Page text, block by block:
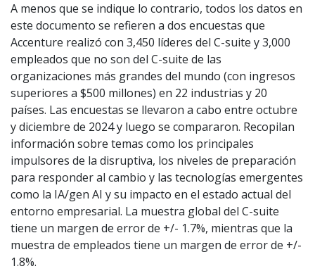
A menos que se indique lo contrario, todos los datos en
este documento se refieren a dos encuestas que
Accenture realizó con 3,450 líderes del C-suite y 3,000
empleados que no son del C-suite de las
organizaciones más grandes del mundo (con ingresos
superiores a $500 millones) en 22 industrias y 20
países. Las encuestas se llevaron a cabo entre octubre
y diciembre de 2024 y luego se compararon. Recopilan
información sobre temas como los principales
impulsores de la disruptiva, los niveles de preparación
para responder al cambio y las tecnologías emergentes
como la IA/gen AI y su impacto en el estado actual del
entorno empresarial. La muestra global del C-suite
tiene un margen de error de +/- 1.7%, mientras que la
muestra de empleados tiene un margen de error de +/-
1.8%.